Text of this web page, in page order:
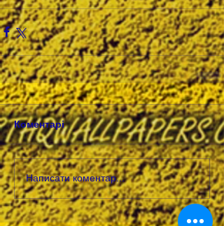
Коментарі
Написати коментар...